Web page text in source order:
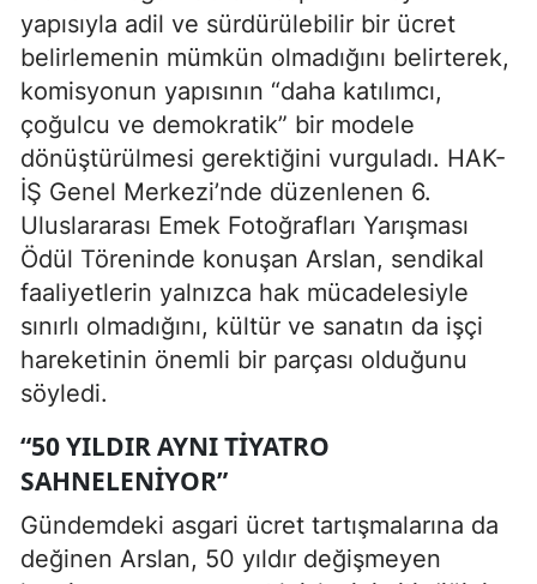
yapısıyla adil ve sürdürülebilir bir ücret
belirlemenin mümkün olmadığını belirterek,
komisyonun yapısının “daha katılımcı,
çoğulcu ve demokratik” bir modele
dönüştürülmesi gerektiğini vurguladı. HAK-
İŞ Genel Merkezi’nde düzenlenen 6.
Uluslararası Emek Fotoğrafları Yarışması
Ödül Töreninde konuşan Arslan, sendikal
faaliyetlerin yalnızca hak mücadelesiyle
sınırlı olmadığını, kültür ve sanatın da işçi
hareketinin önemli bir parçası olduğunu
söyledi.
“50 YILDIR AYNI TIYATRO
SAHNELENIYOR”
Gündemdeki asgari ücret tartışmalarına da
değinen Arslan, 50 yıldır değişmeyen